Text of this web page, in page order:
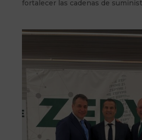
fortalecer las cadenas de